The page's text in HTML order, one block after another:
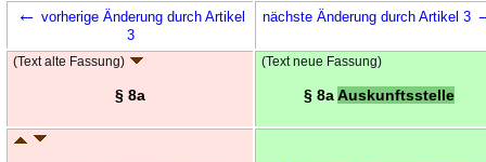
← vorherige Änderung durch Artikel
3
nächste Änderung durch Artikel 3
(Text alte Fassung)
§ 8a
(Text neue Fassung)
§ 8aAuskunftsstelle